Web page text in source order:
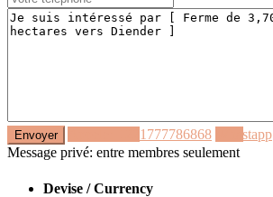
+221777786868
Whastapp
Message privé: entre membres seulement
Devise / Currency